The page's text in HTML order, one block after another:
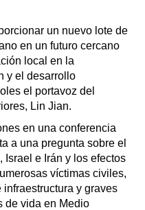
un nuevo lote de
en un futuro cercano
local en la
y el desarrollo
el portavoz del
Lin Jian.
en una conferencia
a una pregunta sobre el
Israel e Irán y los efectos
víctimas civiles,
y graves
de vida en Medio